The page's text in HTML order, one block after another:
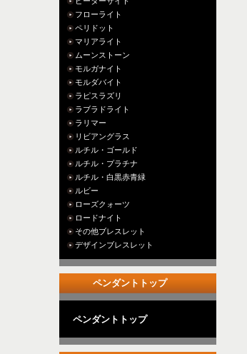
フローライト
ペリドット
マリアライト
ムーンストーン
モルガナイト
モルダバイト
ラピスラズリ
ラブラドライト
ラリマー
リビアングラス
ルチル・ゴールド
ルチル・プラチナ
ルチル・白黒赤青緑
ルビー
ローズクォーツ
ロードナイト
その他ブレスレット
デザインブレスレット
ペンダントトップ
ペンダントトップ